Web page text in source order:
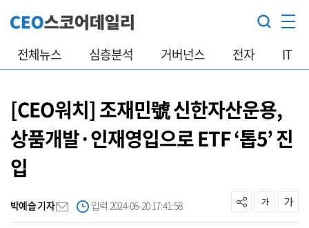
전체뉴스 심층분석 거버넌스 전자 IT
[CEO워치] 조재민號 신한자산운용,
상품개발·인재영입으로 ETF ‘톱5’ 진
입
박예슬 기자 입력 2024-06-20 17:41:58